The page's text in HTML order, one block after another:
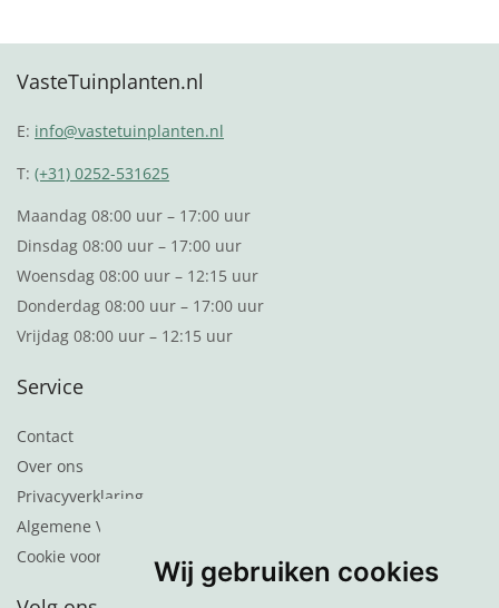
Wij gebruiken cookies
VasteTuinplanten.nl
E: info@vastetuinplanten.nl
T:(+31) 0252-531625
Maandag 08:00 uur – 17:00 uur
Dinsdag 08:00 uur – 17:00 uur
Woensdag 08:00 uur – 12:15 uur
Donderdag 08:00 uur – 17:00 uur
Vrijdag 08:00 uur – 12:15 uur
Service
Contact
Over ons
Privacyverklaring
Algemene Voorwaarden
Cookie voorkeuren